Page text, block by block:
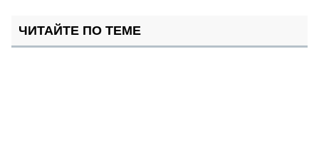
ЧИТАЙТЕ ПО ТЕМЕ